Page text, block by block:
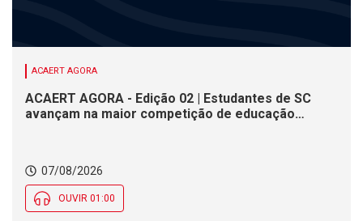
ACAERT AGORA
ACAERT AGORA - Edição 02 | Estudantes de SC
avançam na maior competição de educação
Social nesta sexta (7)
07/08/2026
OUVIR 01:00